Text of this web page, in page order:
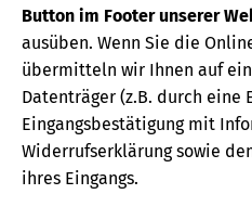
Button im Footer unserer
ausüben. Wenn Sie die
übermitteln wir Ihnen auf
Datenträger (z.B. durch eine
Eingangsbestätigung mit
Widerrufserklärung sowie
ihres Eingangs.